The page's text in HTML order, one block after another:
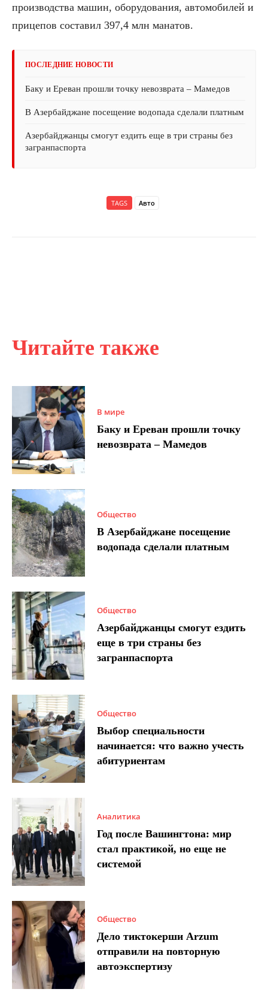
Читайте также
В мире
Баку и Ереван прошли точку
невозврата – Мамедов
Общество
В Азербайджане посещение
водопада сделали платным
Общество
Азербайджанцы смогут ездить
еще в три страны без
загранпаспорта
Общество
Выбор специальности
начинается: что важно учесть
абитуриентам
Аналитика
Год после Вашингтона: мир
стал практикой, но еще не
системой
Общество
Дело тиктокерши Arzum
отправили на повторную
автоэкспертизу
производства машин, оборудования, автомобилей и
прицепов составил 397,4 млн манатов.
ПОСЛЕДНИЕ НОВОСТИ
Баку и Ереван прошли точку невозврата – Мамедов
В Азербайджане посещение водопада сделали платным
Азербайджанцы смогут ездить еще в три страны без
загранпаспорта
TAGS Авто